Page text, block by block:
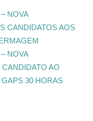
NOVA
CANDIDATOS AOS
NOVA
AO
30 HORAS